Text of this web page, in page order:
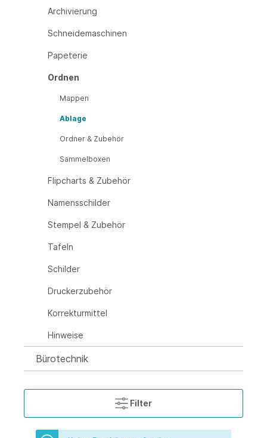
Archivierung
Schneidemaschinen
Papeterie
Ordnen
Mappen
Ablage
Ordner & Zubehör
Sammelboxen
Flipcharts & Zubehör
Namensschilder
Stempel & Zubehör
Tafeln
Schilder
Druckerzubehör
Korrekturmittel
Hinweise
Bürotechnik
Filter